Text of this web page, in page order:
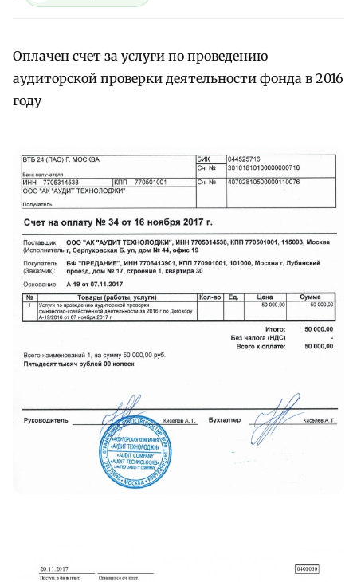
Оплачен счет за услуги по проведению
аудиторской проверки деятельности фонда в 2016
году